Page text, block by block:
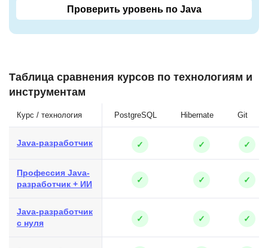
Проверить уровень по Java
Таблица сравнения курсов по технологиям и
инструментам
Курс / технология PostgreSQL Hibernate Git
Java-разработчик ✓ ✓ ✓
Профессия Java-
разработчик + ИИ
✓ ✓ ✓
Java-разработчик
с нуля
✓ ✓ ✓